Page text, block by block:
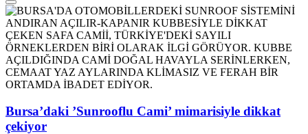
Bursa’daki ’Sunrooflu Cami’ mimarisiyle dikkat
çekiyor